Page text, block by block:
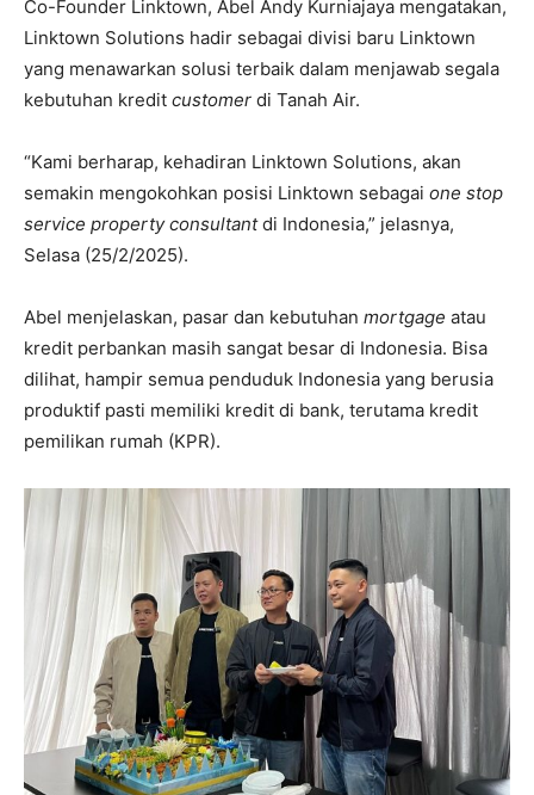
Co-Founder Linktown, Abel Andy Kurniajaya mengatakan,
Linktown Solutions hadir sebagai divisi baru Linktown
yang menawarkan solusi terbaik dalam menjawab segala
kebutuhan kredit customer di Tanah Air.
“Kami berharap, kehadiran Linktown Solutions, akan
semakin mengokohkan posisi Linktown sebagai one stop
service property consultantdi Indonesia,” jelasnya,
Selasa (25/2/2025).
Abel menjelaskan, pasar dan kebutuhan mortgage atau
kredit perbankan masih sangat besar di Indonesia. Bisa
dilihat, hampir semua penduduk Indonesia yang berusia
produktif pasti memiliki kredit di bank, terutama kredit
pemilikan rumah (KPR).